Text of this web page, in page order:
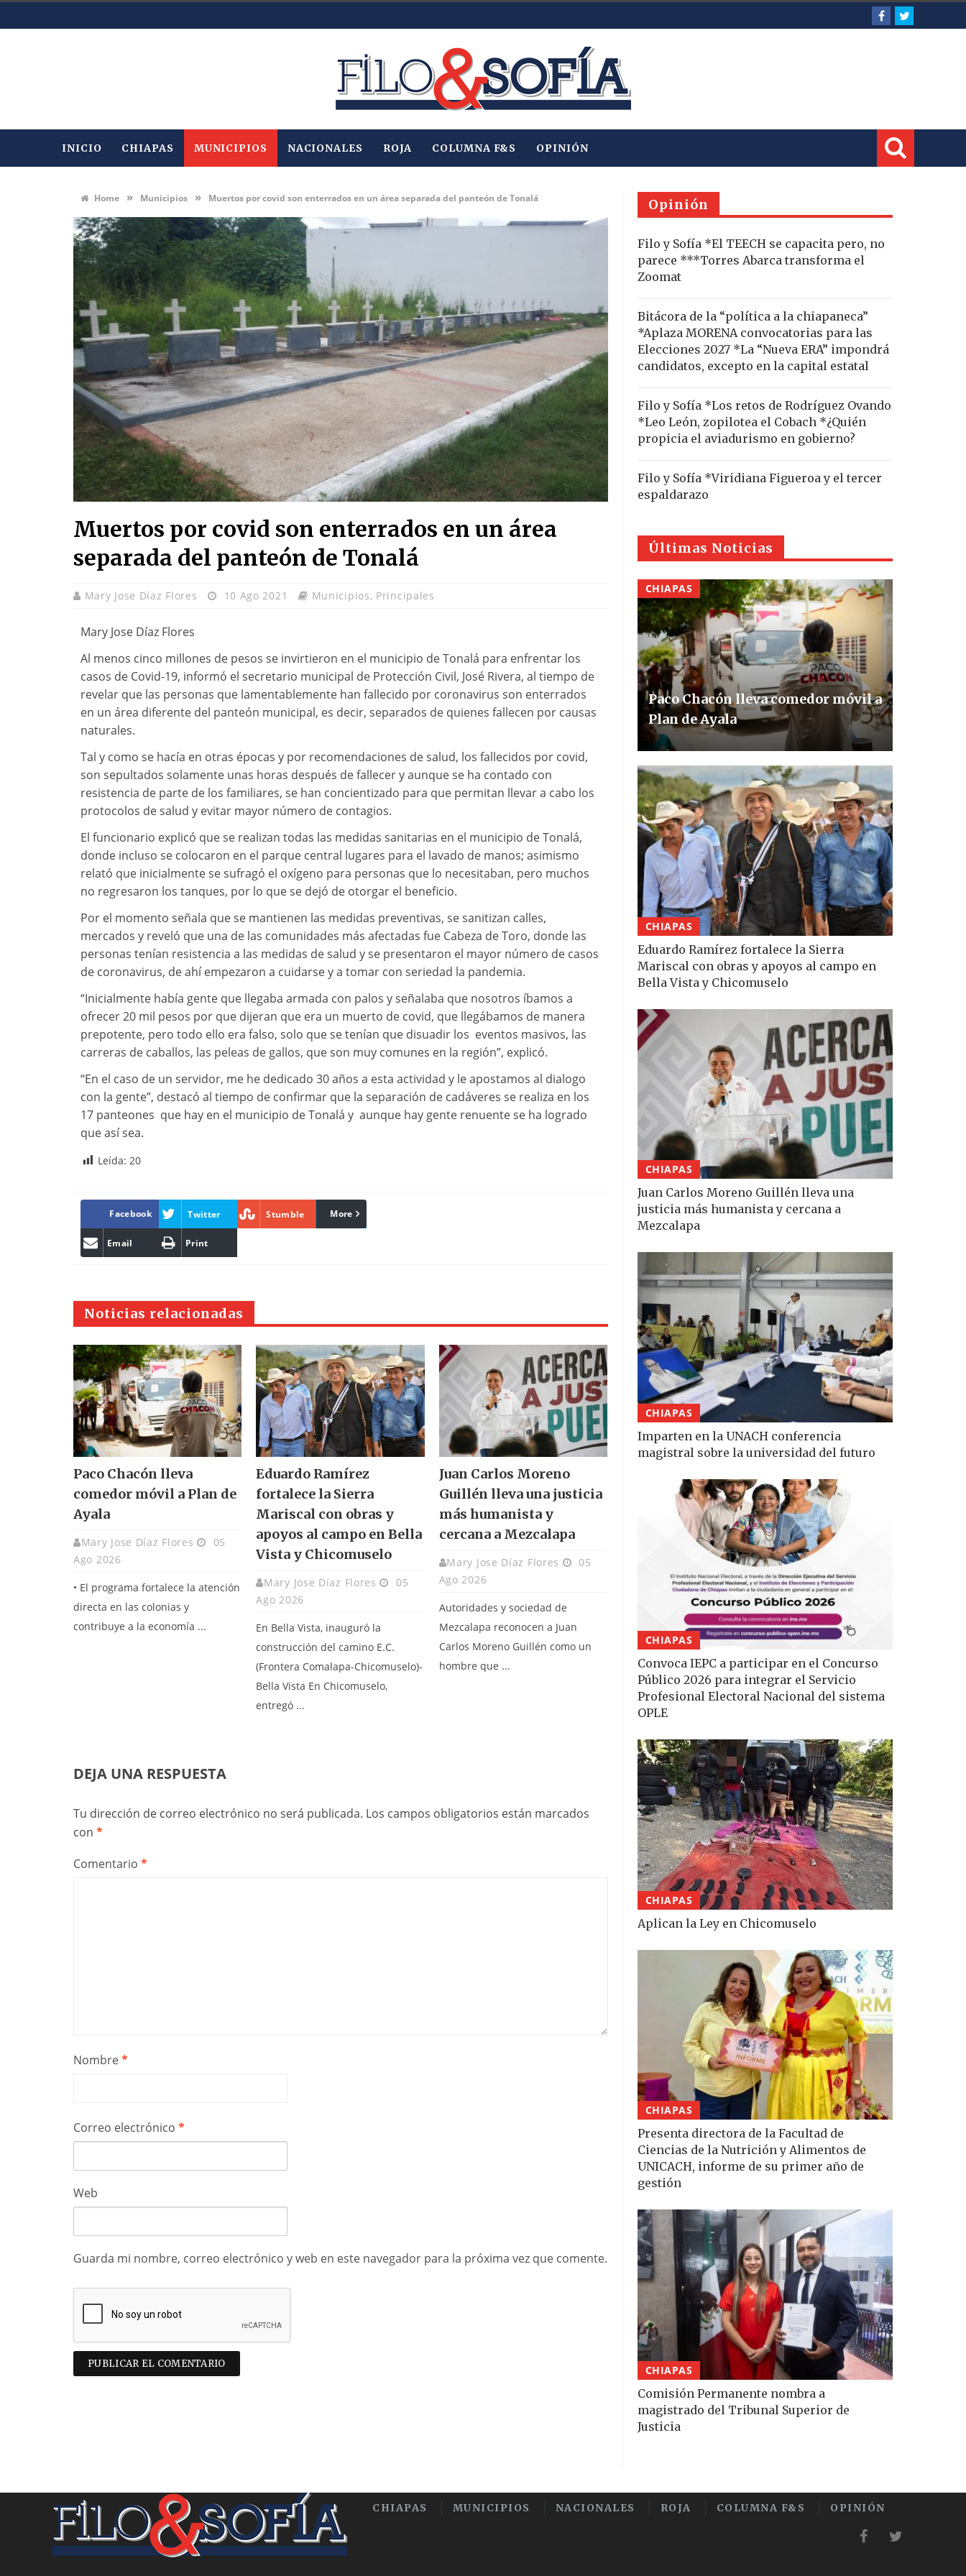
INICIO CHIAPAS MUNICIPIOS NACIONALES ROJA COLUMNA F&S OPINIÓN
Home » Municipios » Muertos por covid son enterrados en un área separada del panteón de Tonalá
Muertos por covid son enterrados en un área
separada del panteón de Tonalá
Mary Jose Díaz Flores 10 Ago 2021 Municipios, Principales
Mary Jose Díaz Flores
Al menos cinco millones de pesos se invirtieron en el municipio de Tonalá para enfrentar los
casos de Covid-19, informó el secretario municipal de Protección Civil, José Rivera, al tiempo de
revelar que las personas que lamentablemente han fallecido por coronavirus son enterrados
en un área diferente del panteón municipal, es decir, separados de quienes fallecen por causas
naturales.
Tal y como se hacía en otras épocas y por recomendaciones de salud, los fallecidos por covid,
son sepultados solamente unas horas después de fallecer y aunque se ha contado con
resistencia de parte de los familiares, se han concientizado para que permitan llevar a cabo los
protocolos de salud y evitar mayor número de contagios.
El funcionario explicó que se realizan todas las medidas sanitarias en el municipio de Tonalá,
donde incluso se colocaron en el parque central lugares para el lavado de manos; asimismo
relató que inicialmente se sufragó el oxígeno para personas que lo necesitaban, pero muchos
no regresaron los tanques, por lo que se dejó de otorgar el beneficio.
Por el momento señala que se mantienen las medidas preventivas, se sanitizan calles,
mercados y reveló que una de las comunidades más afectadas fue Cabeza de Toro, donde las
personas tenían resistencia a las medidas de salud y se presentaron el mayor número de casos
de coronavirus, de ahí empezaron a cuidarse y a tomar con seriedad la pandemia.
“Inicialmente había gente que llegaba armada con palos y señalaba que nosotros íbamos a
ofrecer 20 mil pesos por que dijeran que era un muerto de covid, que llegábamos de manera
prepotente, pero todo ello era falso, solo que se tenían que disuadir los eventos masivos, las
carreras de caballos, las peleas de gallos, que son muy comunes en la región”, explicó.
“En el caso de un servidor, me he dedicado 30 años a esta actividad y le apostamos al dialogo
con la gente”, destacó al tiempo de confirmar que la separación de cadáveres se realiza en los
17 panteones que hay en el municipio de Tonalá y aunque hay gente renuente se ha logrado
que así sea.
Leída: 20
Facebook Twitter Stumble linkedin
Email Print
More
Noticias relacionadas
Paco Chacón lleva
comedor móvil a Plan de
Ayala
Mary Jose Díaz Flores
05
Ago 2026
• El programa fortalece la atención
directa en las colonias y
contribuye a la economía ...
Eduardo Ramírez
fortalece la Sierra
Mariscal con obras y
apoyos al campo en Bella
Vista y Chicomuselo
Mary Jose Díaz Flores
05
Ago 2026
En Bella Vista, inauguró la
construcción del camino E.C.
(Frontera Comalapa-Chicomuselo)-
Bella Vista En Chicomuselo,
entregó ...
Juan Carlos Moreno
Guillén lleva una justicia
más humanista y
cercana a Mezcalapa
Mary Jose Díaz Flores
05
Ago 2026
Autoridades y sociedad de
Mezcalapa reconocen a Juan
Carlos Moreno Guillén como un
hombre que ...
DEJA UNA RESPUESTA
Tu dirección de correo electrónico no será publicada. Los campos obligatorios están marcados
con *
Comentario *
Nombre*
Correo electrónico *
Web
Guarda mi nombre, correo electrónico y web en este navegador para la próxima vez que comente.
Opinión
Filo y Sofía *El TEECH se capacita pero, no
parece ***Torres Abarca transforma el
Zoomat
Bitácora de la “política a la chiapaneca”
*Aplaza MORENA convocatorias para las
Elecciones 2027 *La “Nueva ERA” impondrá
candidatos, excepto en la capital estatal
Filo y Sofía *Los retos de Rodríguez Ovando
*Leo León, zopilotea el Cobach *¿Quién
propicia el aviadurismo en gobierno?
Filo y Sofía *Viridiana Figueroa y el tercer
espaldarazo
Últimas Noticias
CHIAPAS
Paco Chacón lleva comedor móvil a
Plan de Ayala
CHIAPAS
Eduardo Ramírez fortalece la Sierra
Mariscal con obras y apoyos al campo en
Bella Vista y Chicomuselo
CHIAPAS
Juan Carlos Moreno Guillén lleva una
justicia más humanista y cercana a
Mezcalapa
CHIAPAS
Imparten en la UNACH conferencia
magistral sobre la universidad del futuro
CHIAPAS
Convoca IEPC a participar en el Concurso
Público 2026 para integrar el Servicio
Profesional Electoral Nacional del sistema
OPLE
CHIAPAS
Aplican la Ley en Chicomuselo
CHIAPAS
Presenta directora de la Facultad de
Ciencias de la Nutrición y Alimentos de
UNICACH, informe de su primer año de
gestión
CHIAPAS
Comisión Permanente nombra a
magistrado del Tribunal Superior de
Justicia
CHIAPAS MUNICIPIOS NACIONALES ROJA COLUMNA F&S OPINIÓN